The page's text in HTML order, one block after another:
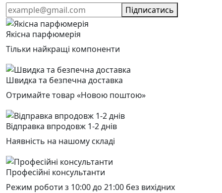
Підписатись
Якісна парфюмерія
Тільки найкращі компоненти
Швидка та безпечна доставка
Отримайте товар «Новою поштою»
Відправка впродовж 1-2 днів
Наявність на нашому складі
Професійні консультанти
Режим роботи з 10:00 до 21:00 без вихідних